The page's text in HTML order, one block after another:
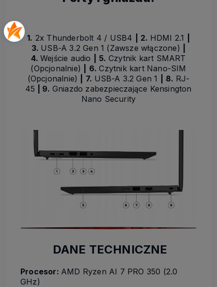
1. 2x Thunderbolt 4 / USB4 2. HDMI 2.1
3. USB-A 3.2 Gen 1 (Zawsze włączone)
4.Wejście audio 5. Czytnik kart SMART
(Opcjonalnie)
6.Czytnik kart Nano-SIM
(Opcjonalnie)
7. USB-A 3.2 Gen 1 8. RJ-
45 | 9. Gniazdo zabezpieczające Kensington
Nano Security
DANE TECHNICZNE
Procesor: AMD Ryzen AI 7 PRO 350 (2.0
GHz)